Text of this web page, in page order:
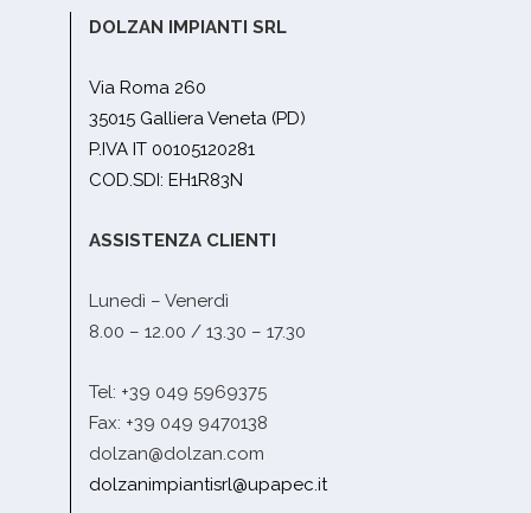
DOLZAN IMPIANTI SRL
Via Roma 260
35015 Galliera Veneta (PD)
P.IVA IT 00105120281
COD.SDI: EH1R83N
ASSISTENZA CLIENTI
Lunedì – Venerdì
8.00 – 12.00 / 13.30 – 17.30
Tel: +39 049 5969375
Fax: +39 049 9470138
dolzan@dolzan.com
dolzanimpiantisrl@upapec.it